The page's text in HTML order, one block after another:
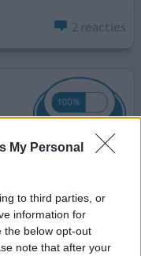
My Personal
to third parties, or
information for
the below opt-out
note that after your
2 reacties